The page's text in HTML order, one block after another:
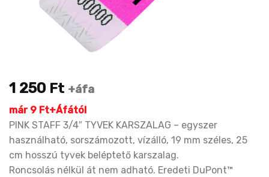
1 250 Ft +áfa
már 9 Ft+Áfától
PINK STAFF 3/4″ TYVEK KARSZALAG – egyszer
használható, sorszámozott, vízálló, 19 mm széles, 25
cm hosszú tyvek beléptető karszalag.
Roncsolás nélkül át nem adható. Eredeti DuPont™